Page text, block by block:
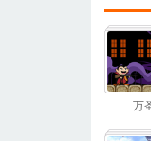
万